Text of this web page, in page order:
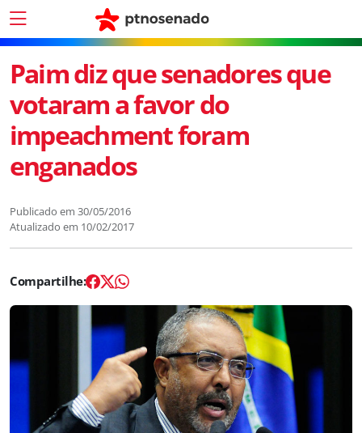
Paim diz que senadores que
votaram a favor do
impeachment foram
enganados
Publicado em 30/05/2016
Atualizado em 10/02/2017